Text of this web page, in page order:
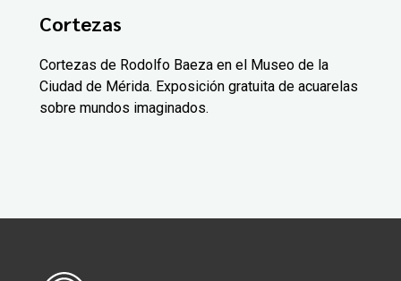
Cortezas
Cortezas de Rodolfo Baeza en el Museo de la
Ciudad de Mérida. Exposición gratuita de acuarelas
sobre mundos imaginados.